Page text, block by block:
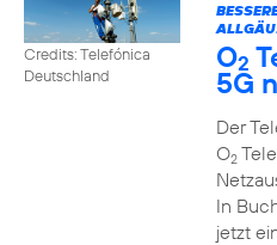
Credits: Telefónica
Deutschland
O2
5G
Der
O2
In
jetzt